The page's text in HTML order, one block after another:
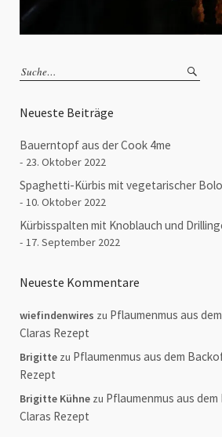
Neueste Beiträge
Bauerntopf aus der Cook 4me
23. Oktober 2022
Spaghetti-Kürbis mit vegetarischer
10. Oktober 2022
Kürbisspalten mit Knoblauch und
17. September 2022
Neueste Kommentare
wiefindenwires zu Pflaumenmus aus
Claras Rezept
Brigitte zu Pflaumenmus aus dem
Rezept
Brigitte Kühne zu Pflaumenmus aus
Claras Rezept